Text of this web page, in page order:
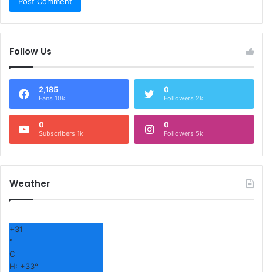
Follow Us
2,185
Fans 10k
0
Followers 2k
0
Subscribers 1k
0
Followers 5k
Weather
+31
°
C
H: +33°